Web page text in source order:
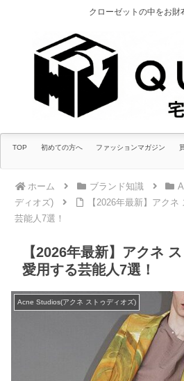
クローゼットの中をお財
TOP 初めての方へ ファッションマガジン
ホーム ブランド知識
ディオズ)
【2026年最新】アク
芸能人7選！
【2026年最新】アクネ
愛用する芸能人7選！
Acne Studios(アクネ ストゥディオズ)